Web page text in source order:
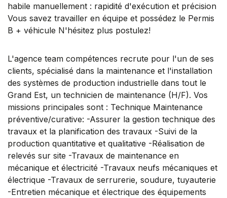
habile manuellement : rapidité d'exécution et précision
Vous savez travailler en équipe et possédez le Permis
B + véhicule N'hésitez plus postulez!
L'agence team compétences recrute pour l'un de ses
clients, spécialisé dans la maintenance et l'installation
des systèmes de production industrielle dans tout le
Grand Est, un technicien de maintenance (H/F). Vos
missions principales sont : Technique Maintenance
préventive/curative: -Assurer la gestion technique des
travaux et la planification des travaux -Suivi de la
production quantitative et qualitative -Réalisation de
relevés sur site -Travaux de maintenance en
mécanique et électricité -Travaux neufs mécaniques et
électrique -Travaux de serrurerie, soudure, tuyauterie
-Entretien mécanique et électrique des équipements